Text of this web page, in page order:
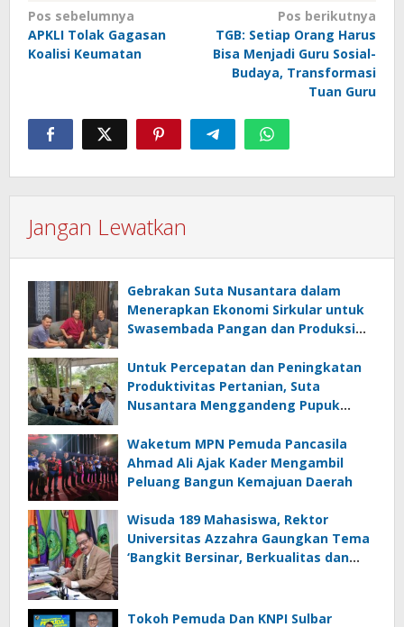
Navigasi
pos
Pos sebelumnya
APKLI Tolak Gagasan
Koalisi Keumatan
Pos berikutnya
TGB: Setiap Orang Harus
Bisa Menjadi Guru Sosial-
Budaya, Transformasi
Tuan Guru
Jangan Lewatkan
Gebrakan Suta Nusantara dalam
Menerapkan Ekonomi Sirkular untuk
Swasembada Pangan dan Produksi
Untuk Percepatan dan Peningkatan
Produktivitas Pertanian, Suta
Nusantara Menggandeng Pupuk
Waketum MPN Pemuda Pancasila
Ahmad Ali Ajak Kader Mengambil
Peluang Bangun Kemajuan Daerah
Wisuda 189 Mahasiswa, Rektor
Universitas Azzahra Gaungkan Tema
‘Bangkit Bersinar, Berkualitas dan
Tokoh Pemuda Dan KNPI Sulbar